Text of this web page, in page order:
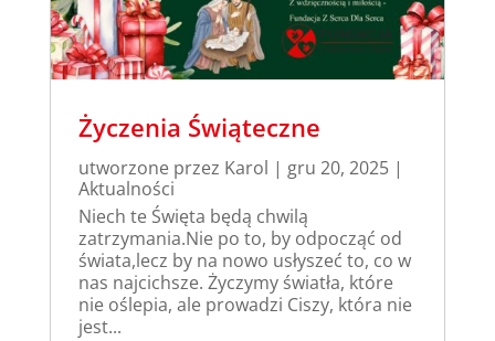
Życzenia Świąteczne
utworzone przez Karol | gru 20, 2025|
Aktualności
Niech te Święta będą chwilą
zatrzymania.Nie po to, by odpocząć od
świata,lecz by na nowo usłyszeć to, co w
nas najcichsze. Życzymy światła, które
nie oślepia, ale prowadzi Ciszy, która nie
jest...